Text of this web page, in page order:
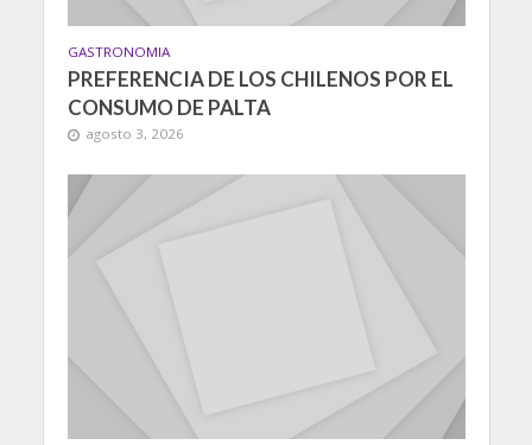
GASTRONOMIA
PREFERENCIA DE LOS CHILENOS POR EL
CONSUMO DE PALTA
agosto 3, 2026